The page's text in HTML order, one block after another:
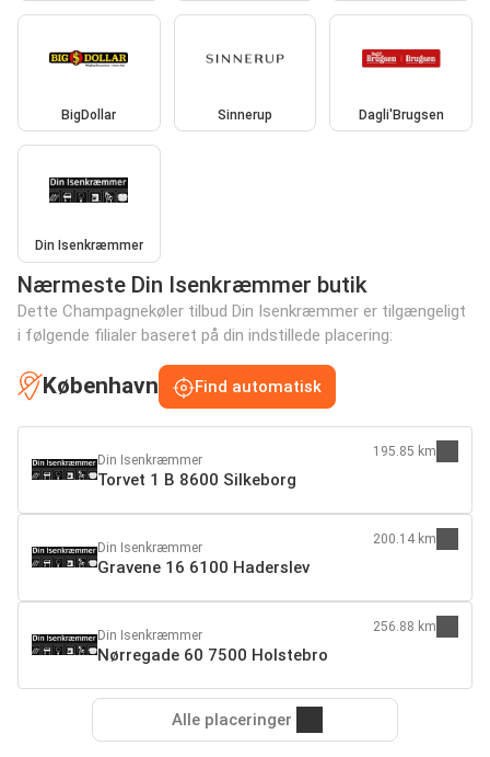
BigDollar Sinnerup Dagli'Brugsen
Din Isenkræmmer
Nærmeste Din Isenkræmmer butik
Dette Champagnekøler tilbud Din Isenkræmmer er tilgængeligt
i følgende filialer baseret på din indstillede placering:
København Find automatisk
Din Isenkræmmer
Torvet 1 B 8600 Silkeborg
195.85 km
Din Isenkræmmer
Gravene 16 6100 Haderslev
200.14 km
Din Isenkræmmer
Nørregade 60 7500 Holstebro
256.88 km
Alle placeringer